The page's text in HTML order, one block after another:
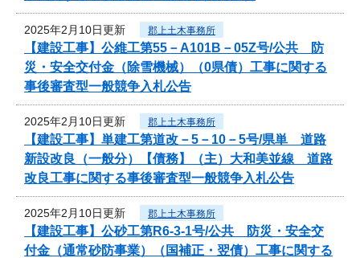
2025年2月10日更新 郡上土木事務所
【建設工事】公維工第55－A101B－05Z号/公共 防
災・安全交付金（除雪機械）（0県債）工事に関する
事後審査型一般競争入札公告
2025年2月10日更新 郡上土木事務所
【建設工事】単建工第道改－5－10－5号/県単 道路
新設改良（一般分）【債務】（主）大和美並線 道路
改良工事に関する事後審査型一般競争入札公告
2025年2月10日更新 郡上土木事務所
【建設工事】公砂工第R6-3-1号/公共 防災・安全交
付金（通常砂防事業）（国補正・翌債）工事に関する